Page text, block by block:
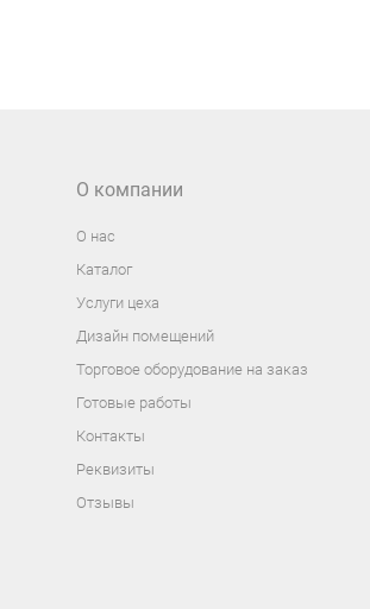
О компании
О нас
Каталог
Услуги цеха
Дизайн помещений
Торговое оборудование на заказ
Готовые работы
Контакты
Реквизиты
Отзывы